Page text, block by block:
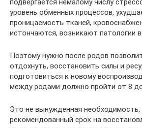
подвергается немалому числу
уровень обменных процессов,
проницаемость тканей,
истончаются, возникают патологии
Поэтому нужно после родов
отдохнуть, восстановить силы и
подготовиться к новому
между родами должно пройти от 8
Это не вынужденная необходимость,
рекомендованный срок на